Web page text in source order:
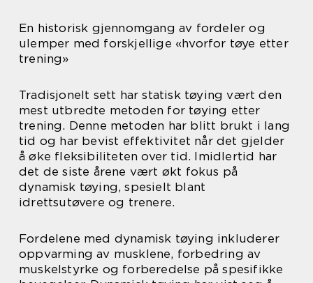
En historisk gjennomgang av fordeler og
ulemper med forskjellige «hvorfor tøye etter
trening»
Tradisjonelt sett har statisk tøying vært den
mest utbredte metoden for tøying etter
trening. Denne metoden har blitt brukt i lang
tid og har bevist effektivitet når det gjelder
å øke fleksibiliteten over tid. Imidlertid har
det de siste årene vært økt fokus på
dynamisk tøying, spesielt blant
idrettsutøvere og trenere.
Fordelene med dynamisk tøying inkluderer
oppvarming av musklene, forbedring av
muskelstyrke og forberedelse på spesifikke